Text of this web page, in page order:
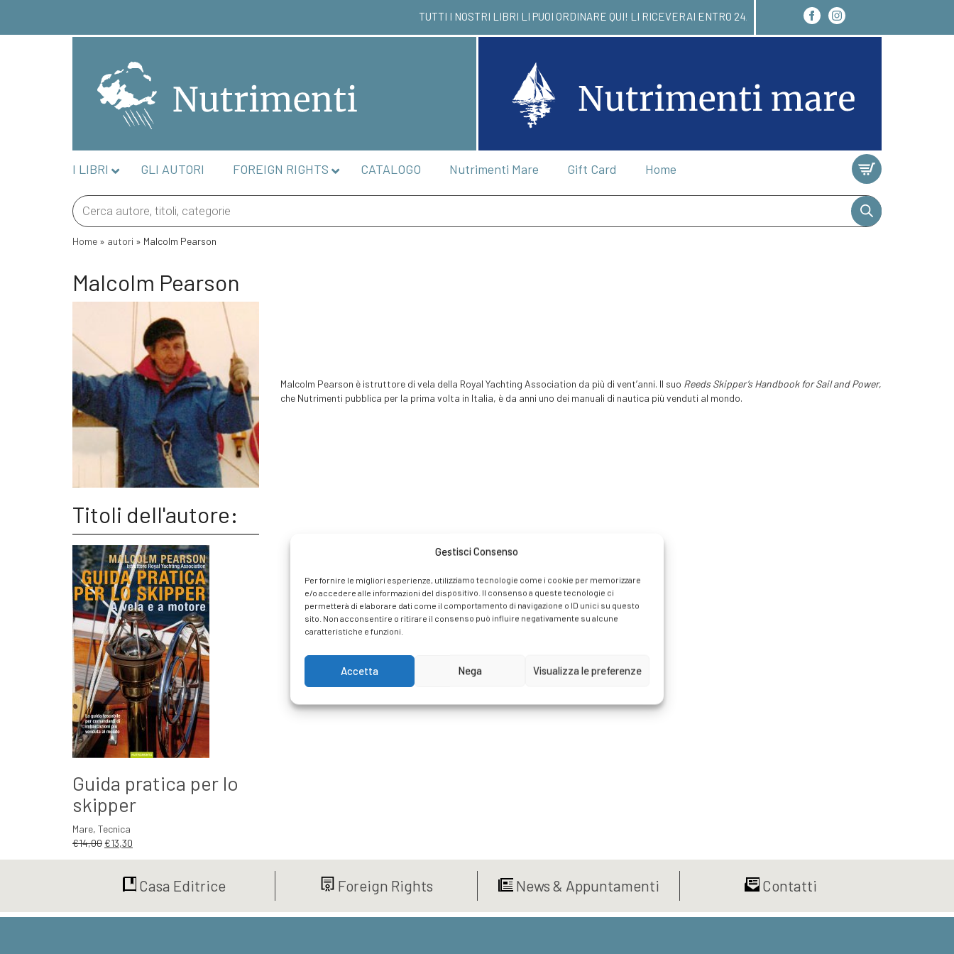
Gestisci Consenso
Per fornire le migliori esperienze, utilizziamo tecnologie come i cookie per memorizzare
e/o accedere alle informazioni del dispositivo. Il consenso a queste tecnologie ci
permetterà di elaborare dati come il comportamento di navigazione o ID unici su questo
sito. Non acconsentire o ritirare il consenso può influire negativamente su alcune
caratteristiche e funzioni.
Accetta Nega Visualizza le preferenze
TUTTI I NOSTRI LIBRI LI PUOI ORDINARE QUI! LI RICEVERAI ENTRO 24/48 ORE.
I LIBRI GLI AUTORI FOREIGN RIGHTS CATALOGO Nutrimenti Mare Gift Card Home
Products
search
Home » autori » Malcolm Pearson
Malcolm Pearson
Malcolm Pearson è istruttore di vela della Royal Yachting Association da più di vent’anni. Il suo Reeds Skipper’s Handbook for Sail and Power,
che Nutrimenti pubblica per la prima volta in Italia, è da anni uno dei manuali di nautica più venduti al mondo.
Titoli dell'autore:
Guida pratica per lo
skipper
Mare, Tecnica
€14,00Il
€13,30
è:Casa Editrice Foreign Rights News & Appuntamenti Contatti